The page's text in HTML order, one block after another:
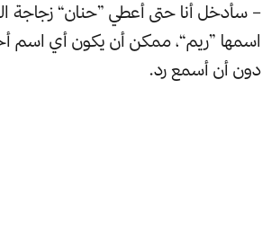
– سأدخل أنا حتى أعطي ”حنان“ زجاجة
اسمها ”ريم“، ممكن أن يكون أي اسم
دون أن أسمع رد.